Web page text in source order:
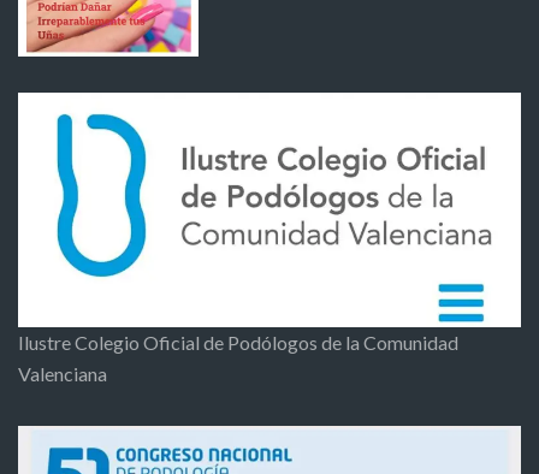
Ilustre Colegio Oficial de Podólogos de la Comunidad
Valenciana